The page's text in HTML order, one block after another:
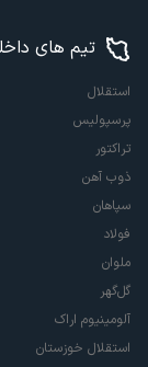
تیم های
استقلال
پرسپولیس
تراکتور
ذوب آهن
سپاهان
فولاد
ملوان
گل‌گهر
آلومینیوم اراک
استقلال خوزستان